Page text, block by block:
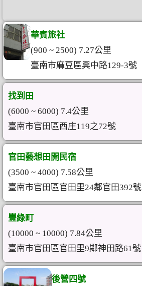
華賓旅社
(900 ~ 2500) 7.27公里
臺南市麻豆區興中路129-3號
找到田
(6000 ~ 6000) 7.4公里
臺南市官田區西庄119之72號
官田藝想田開民宿
(3500 ~ 4000) 7.58公里
臺南市官田區官田里24鄰官田392號
豐綠町
(10000 ~ 10000) 7.84公里
臺南市官田區官田里9鄰神田路61號
後營四號